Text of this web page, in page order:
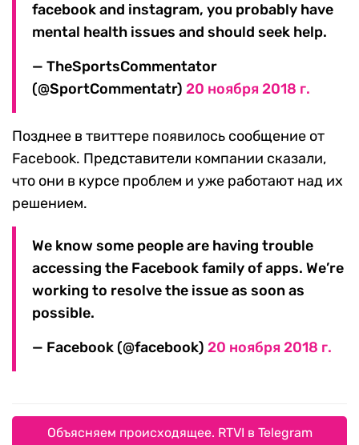
facebook and instagram, you probably have
mental health issues and should seek help.
— TheSportsCommentator
(@SportCommentatr) 20 ноября 2018 г.
Позднее в твиттере появилось сообщение от
Facebook. Представители компании сказали,
что они в курсе проблем и уже работают над их
решением.
We know some people are having trouble
accessing the Facebook family of apps. We’re
working to resolve the issue as soon as
possible.
— Facebook (@facebook) 20 ноября 2018 г.
Объясняем происходящее. RTVI в Telegram